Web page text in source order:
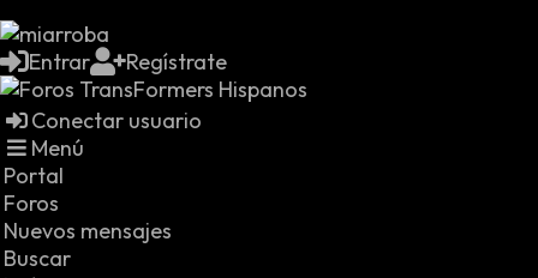
Entrar Regístrate
Conectar usuario
Menú
Portal
Foros
Nuevos mensajes
Buscar